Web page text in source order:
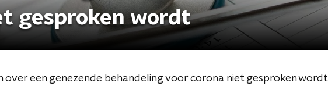
gesproken wordt
over een genezende behandeling voor corona niet gesproken wordt